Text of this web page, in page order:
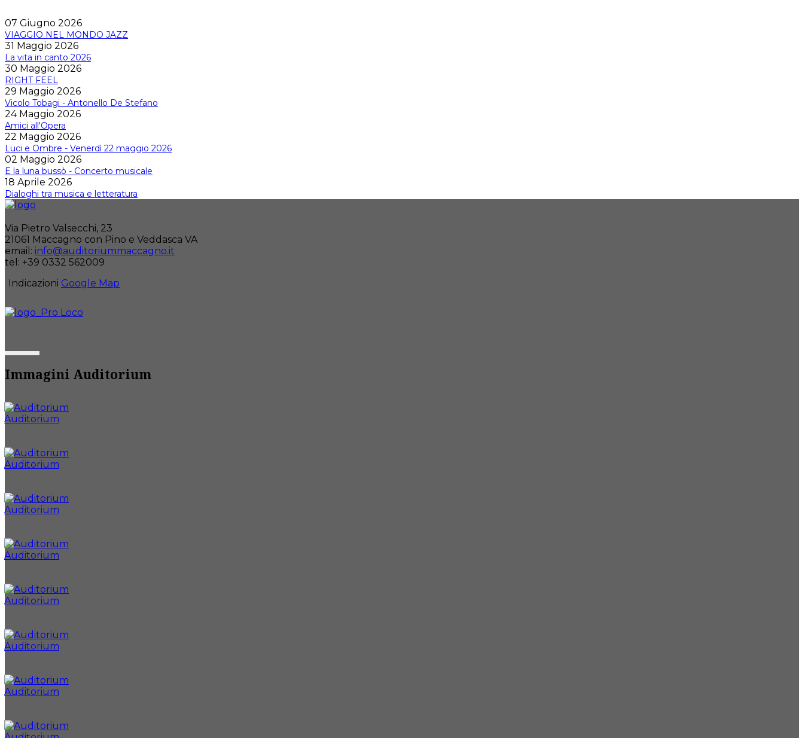
07 Giugno 2026
VIAGGIO NEL MONDO JAZZ
31 Maggio 2026
La vita in canto 2026
30 Maggio 2026
RIGHT FEEL
29 Maggio 2026
Vicolo Tobagi - Antonello De Stefano
24 Maggio 2026
Amici all'Opera
22 Maggio 2026
Luci e Ombre - Venerdì 22 maggio 2026
02 Maggio 2026
E la luna bussò - Concerto musicale
18 Aprile 2026
Dialoghi tra musica e letteratura
Via Pietro Valsecchi, 23
21061 Maccagno con Pino e Veddasca VA
email: info@auditoriummaccagno.it
tel: +39 0332 562009
Indicazioni Google Map
Immagini Auditorium
Auditorium
Auditorium
Auditorium
Auditorium
Auditorium
Auditorium
Auditorium